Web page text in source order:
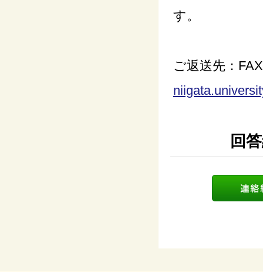
す。
ご返送先：
回